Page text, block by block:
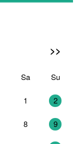
>>
Sa Su
1 2
8 9